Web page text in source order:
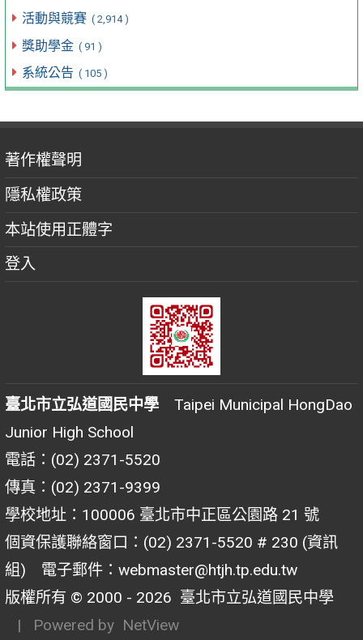
活動與競賽 ( 2,914 )
獎助學金 ( 91 )
系統公告 ( 105 )
著作權聲明
隱私權政策
本站使用正體字
登入
臺北市立弘道國民中學 Taipei Municipal HongDao
Junior High School
電話：(02) 2371-5520
傳真：(02) 2371-9399
學校地址：100006 臺北市中正區公園路 21 號
個資保護聯絡窗口：(02) 2371-5520 # 230 (資訊
組) 電子郵件：webmaster@htjh.tp.edu.tw
版權所有 © 2000 - 2026 臺北市立弘道國民中學
| Powered by NetView